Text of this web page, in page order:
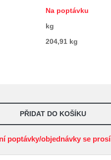
Na poptávku
kg
204,91 kg
PŘIDAT DO KOŠÍKU
poptávky/objednávky se